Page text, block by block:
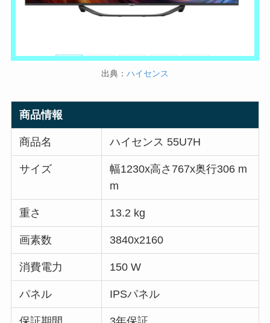
出典： ハイセンス
商品情報
商品名 ハイセンス 55U7H
サイズ
幅1230x高さ767x奥行306 m
m
重さ 13.2 kg
画素数 3840x2160
消費電力 150 W
パネル IPSパネル